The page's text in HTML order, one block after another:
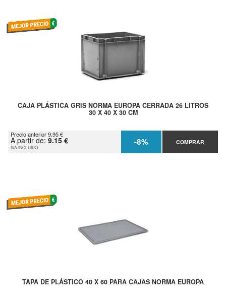
CAJA PLÁSTICA GRIS NORMA EUROPA CERRADA 26 LITROS
30 X 40 X 30 CM
Precio anterior 9.95 €
A partir de: 9.15 €
IVA INCLUIDO -8% COMPRAR
TAPA DE PLÁSTICO 40 X 60 PARA CAJAS NORMA EUROPA